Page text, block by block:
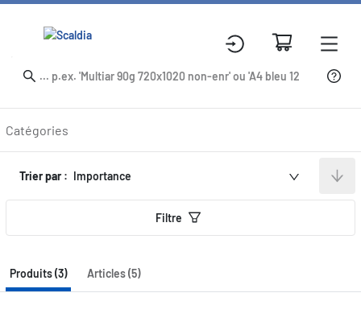
Produits
Catégories
Trier par : Importance
Filtre
Produits (3) Articles (5)